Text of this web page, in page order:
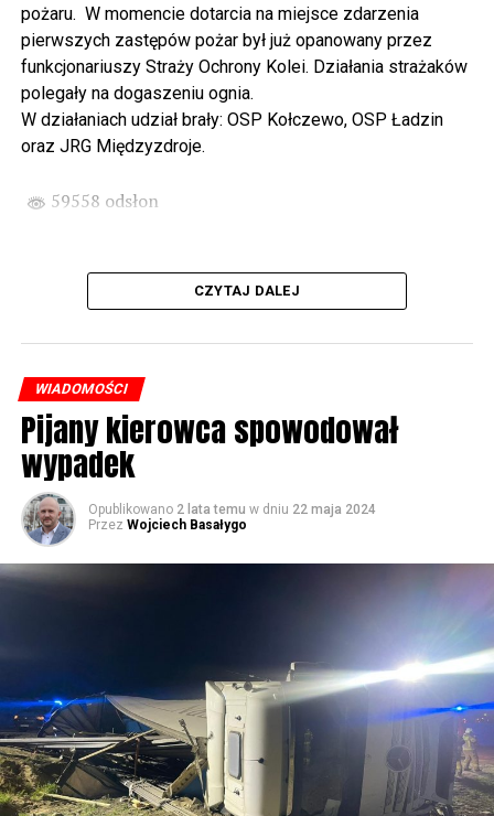
państwa Witkowskich.
Wyjątkowym wydarzeniem będzie koncert w wykonaniu
Kawuś Music Project, podczas którego wysłuchamy
polskich przebojów w jazzowej aranżacji (godz. 20.00
przed biblioteką). Podczas koncertu zaplanowaliśmy dla
Projektów Interreg VI A – Kultura i zrównoważona
turystyka.
(Niemcy), Biblioteka Publiczna Gminy Wolin, Parafia
Rzymskokatolicka w Wolinie
59559 odsłon
pożaru. W momencie dotarcia na miejsce zdarzenia
pierwszych zastępów pożar był już opanowany przez
funkcjonariuszy Straży Ochrony Kolei. Działania strażaków
polegały na dogaszeniu ognia.
W działaniach udział brały: OSP Kołczewo, OSP Ładzin
oraz JRG Międzyzdroje.
59558 odsłon
CZYTAJ DALEJ
WIADOMOŚCI
Pijany kierowca spowodował
wypadek
Opublikowano 2 lata temu w dniu 22 maja 2024
Przez Wojciech Basałygo